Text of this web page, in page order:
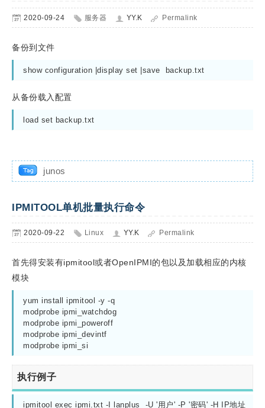
2020-09-24 服务器 YY.K Permalink
备份到文件
show configuration |display set |save  backup.txt
从备份载入配置
load set backup.txt
junos
IPMITOOL单机批量执行命令
2020-09-22 Linux YY.K Permalink
首先得安装有ipmitool或者OpenIPMI的包以及加载相应的内核
模块
yum install ipmitool -y -q
modprobe ipmi_watchdog
modprobe ipmi_poweroff
modprobe ipmi_devintf
modprobe ipmi_si
执行例子
ipmitool exec ipmi.txt -I lanplus  -U '用户' -P '密码' -H IP地址